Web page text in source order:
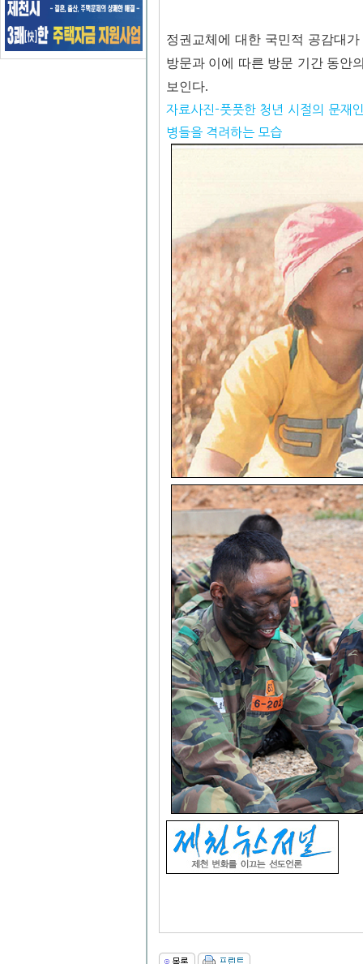
정권교체에 대한 국민적 공감대
방문과 이에 따른 방문 기간 동안
보인다.
자료사진-풋풋한 청년 시절의 문재
병들을 격려하는 모습